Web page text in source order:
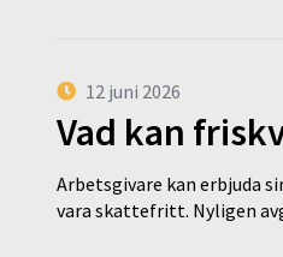
12 juni 2026
Vad kan
Arbetsgivare kan erbjuda
vara skattefritt. Nyligen